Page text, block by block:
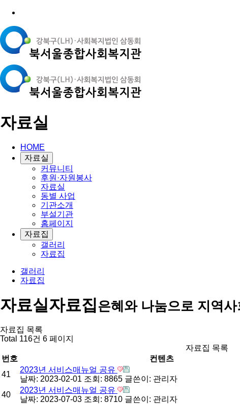
자료실
HOME
자료실
커뮤니티
후원·자원봉사
자료실
동별 사업
기관소개
부설기관
홈페이지
자료집
갤러리
자료집
갤러리
자료집
자료실자료집은혜와 나눔으로 지역
자료집 목록
Total 116건 6 페이지
자료집 목록
번호
컨텐츠
41
2023년 서비스매뉴얼 공유
날짜: 2023-02-01 조회: 8865 글쓴이: 관리자
40
2023년 서비스매뉴얼 공유
날짜: 2023-07-03 조회: 8710 글쓴이: 관리자